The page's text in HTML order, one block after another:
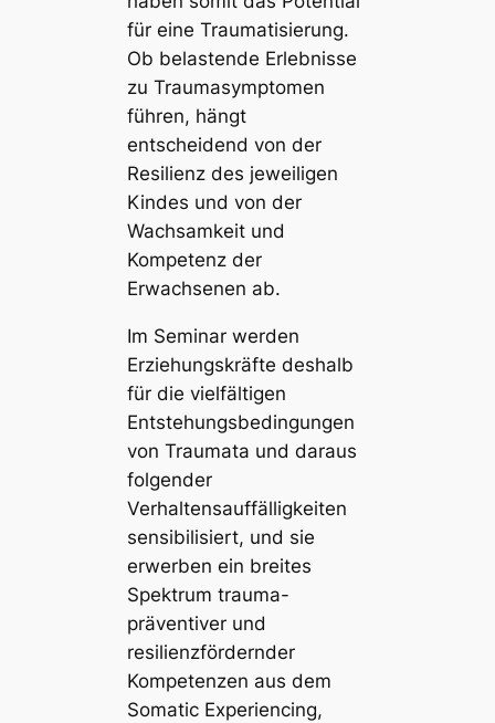
für eine Traumatisierung.
Ob belastende Erlebnisse
zu Traumasymptomen
führen, hängt
entscheidend von der
Resilienz des jeweiligen
Kindes und von der
Wachsamkeit und
Kompetenz der
Erwachsenen ab.
Im Seminar werden
Erziehungskräfte deshalb
für die vielfältigen
Entstehungsbedingungen
von Traumata und daraus
folgender
Verhaltensauffälligkeiten
sensibilisiert, und sie
erwerben ein breites
Spektrum trauma-
präventiver und
resilienzfördernder
Kompetenzen aus dem
Somatic Experiencing,